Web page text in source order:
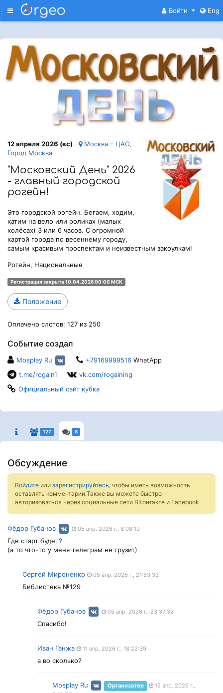
Меню Войти Eng
12 апреля 2026 (вс)
Москва – ЦАО,
Город Москва
"Московский День" 2026
- главный городской
рогейн!
Это городской рогейн. Бегаем, ходим,
катим на вело или роликах (малых
колёсах) 3 или 6 часов. С огромной
картой города по весеннему городу,
самым красивым проспектам и неизвестным закоулкам!
Рогейн, Национальные
Регистрация закрыта 10.04.2026 00:00 МСК
Положение
Оплачено слотов: 127 из 250
Событие создал
Mosplay Ru +79169999516 WhatApp
t.me/rogain1
vk.com/rogaining
Официальный сайт кубка
127 8
Обсуждение
Войдите или зарегистрируйтесь, чтобы иметь возможность
оставлять комментарии.Также вы можете быстро
авторизоваться через социальные сети ВКонтакте и Facebook.
Фёдор Губанов 05 апр. 2026 г., 8:08:19
Где старт будет?
(а то что-то у меня телеграм не грузит)
Сергей Мироненко 05 апр. 2026 г., 21:53:33
Библиотека №129
Фёдор Губанов 05 апр. 2026 г., 23:37:32
Спасибо!
Иван Ганжа 11 апр. 2026 г., 18:22:39
а во сколько?
Mosplay Ru Организатор
12 апр. 2026 г.,